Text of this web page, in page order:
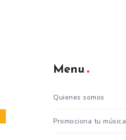
Menu
Quienes somos
Promociona tu música